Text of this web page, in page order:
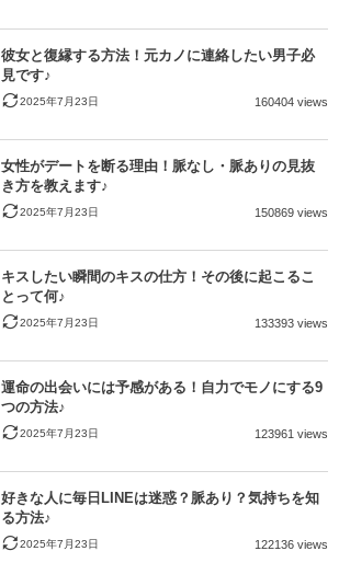
彼女と復縁する方法！元カノに連絡したい男子必
見です♪
2025年7月23日 160404 views
女性がデートを断る理由！脈なし・脈ありの見抜
き方を教えます♪
2025年7月23日 150869 views
キスしたい瞬間のキスの仕方！その後に起こるこ
とって何♪
2025年7月23日 133393 views
運命の出会いには予感がある！自力でモノにする9
つの方法♪
2025年7月23日 123961 views
好きな人に毎日LINEは迷惑？脈あり？気持ちを知
る方法♪
2025年7月23日 122136 views